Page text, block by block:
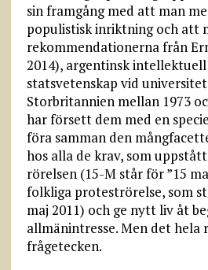
sin framgång med att man
populistisk inriktning och att
rekommendationerna från
2014), argentinsk
statsvetenskap vid
Storbritannien mellan 1973
har försett dem med en
föra samman den
hos alla de krav, som
rörelsen (15-M står för ”15
folkliga proteströrelse, som
maj 2011) och ge nytt liv åt
allmänintresse. Men det hela
frågetecken.